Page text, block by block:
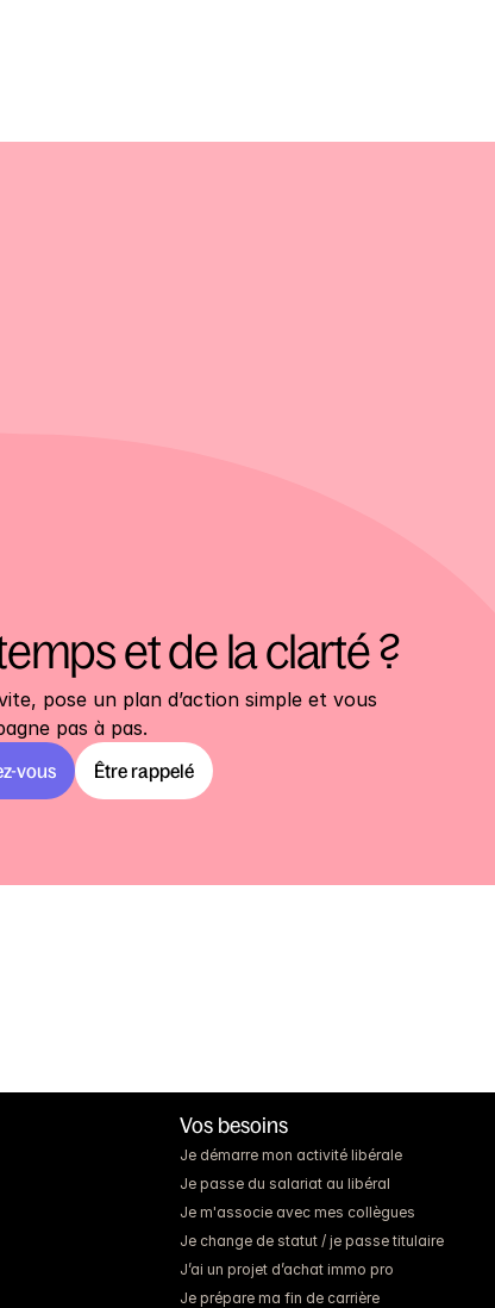
et de la clarté ?
pose un plan d’action simple et vous
pas à pas.
vous Être rappelé
Vos besoins
Je démarre mon activité libérale
Je passe du salariat au libéral
Je m'associe avec mes collègues
Je change de statut / je passe titulaire
J’ai un projet d’achat immo pro
Je prépare ma fin de carrière